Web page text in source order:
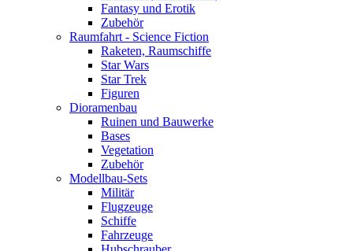
Fantasy und Erotik
Zubehör
Raumfahrt - Science Fiction
Raketen, Raumschiffe
Star Wars
Star Trek
Figuren
Dioramenbau
Ruinen und Bauwerke
Bases
Vegetation
Zubehör
Modellbau-Sets
Militär
Flugzeuge
Schiffe
Fahrzeuge